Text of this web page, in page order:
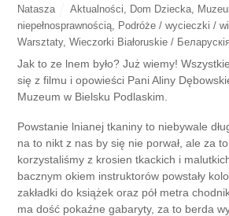
Natasza Aktualności Dom Dziecka
niepełnosprawnością Podróże / wycieczki /
Warsztaty,Wieczorki Białoruskie /
Jak to ze lnem było? Już wiemy!
się z filmu i opowieści Pani Aliny
Muzeum w Bielsku Podlaskim.
Powstanie lnianej tkaniny to niebywale
na to nikt z nas by się nie porwał, ale za
korzystaliśmy z krosien tkackich i
bacznym okiem instruktorów powstały
zakładki do książek oraz pół metra
ma dość pokaźne gabaryty, za to berda